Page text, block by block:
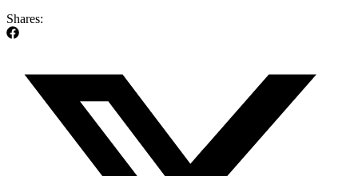
Shares: